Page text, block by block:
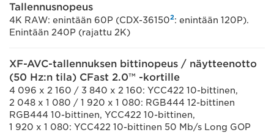
Tallennusnopeus
4K RAW: enintään 60P (CDX-361502: enintään 120P).
Enintään 240P (rajattu 2K)
XF-AVC-tallennuksen bittinopeus / näytteenotto
(50 Hz:n tila) CFast 2.0™ -kortille
4 096 x 2 160 / 3 840 x 2 160: YCC422 10-bittinen,
2 048 x 1 080 / 1 920 x 1 080: RGB444 12-bittinen
RGB444 10-bittinen, YCC422 10-bittinen,
1 920 x 1 080: YCC422 10-bittinen 50 Mb/s Long GOP